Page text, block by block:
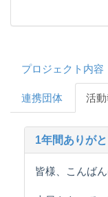
プロジェクト内容
連携団体 活
1年間ありが
皆様、こんばん